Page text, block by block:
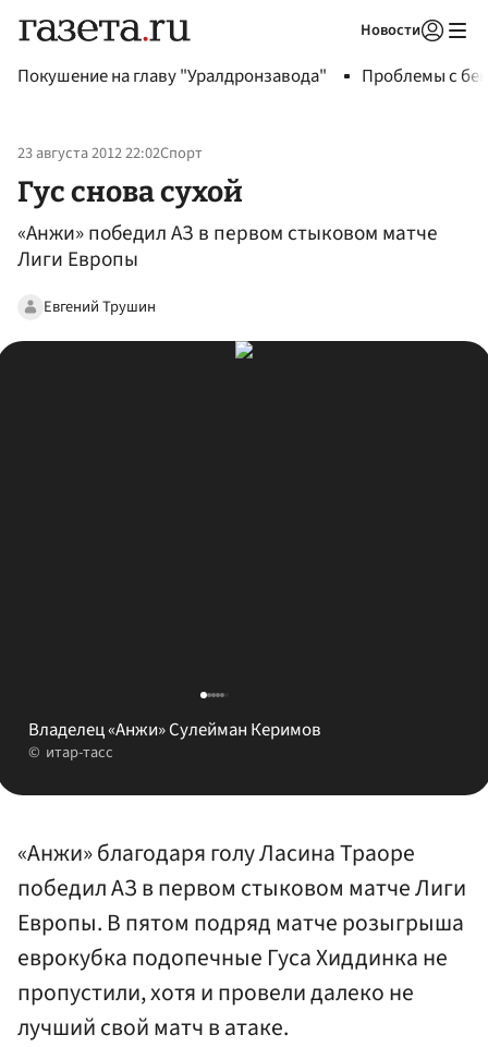
Новости
Покушение на главу "Уралдронзавода" Проблемы с
23 августа 2012 22:02Спорт
Гус снова сухой
«Анжи» победил АЗ в первом стыковом матче
Лиги Европы
Евгений Трушин
Владелец «Анжи» Сулейман Керимов
итар-тасс
«Анжи» благодаря голу Ласина Траоре
победил АЗ в первом стыковом матче Лиги
Европы. В пятом подряд матче розыгрыша
еврокубка подопечные Гуса Хиддинка не
пропустили, хотя и провели далеко не
лучший свой матч в атаке.